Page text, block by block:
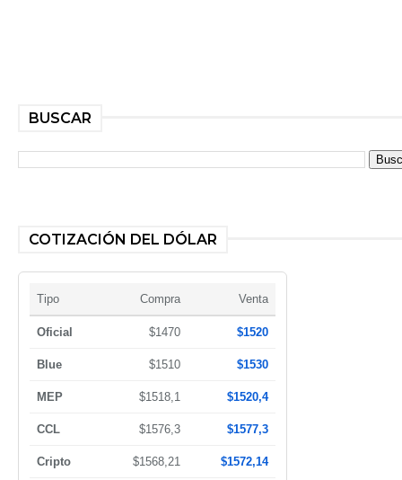
BUSCAR
COTIZACIÓN DEL DÓLAR
Tipo Compra Venta
Oficial $1470 $1520
Blue $1510 $1530
MEP $1518,1 $1520,4
CCL $1576,3 $1577,3
Cripto $1568,21 $1572,14